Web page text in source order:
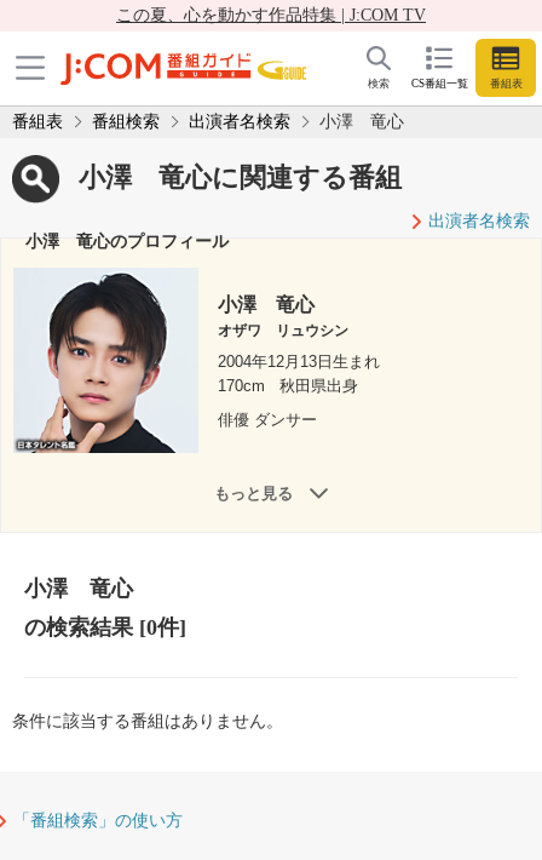
この夏、心を動かす作品特集 | J:COM TV
CS番組一覧 番組表
検索
番組表 番組検索 出演者名検索 小澤 竜心
小澤 竜心に関連する番組
出演者名検索
小澤 竜心のプロフィール
小澤 竜心
オザワ リュウシン
2004年12月13日生まれ
170cm
秋田県出身
俳優 ダンサー
もっと見る
小澤 竜心
の検索結果[0件]
条件に該当する番組はありません。
「番組検索」の使い方